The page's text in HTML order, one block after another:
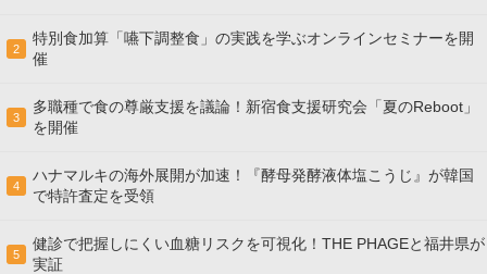
2
特別食加算「嚥下調整食」の実践を学ぶオンラインセミナーを開
催
3
多職種で食の尊厳支援を議論！新宿食支援研究会「夏のReboot」
を開催
4
ハナマルキの海外展開が加速！『酵母発酵液体塩こうじ』が韓国
で特許査定を受領
5
健診で把握しにくい血糖リスクを可視化！THE PHAGEと福井県が
実証